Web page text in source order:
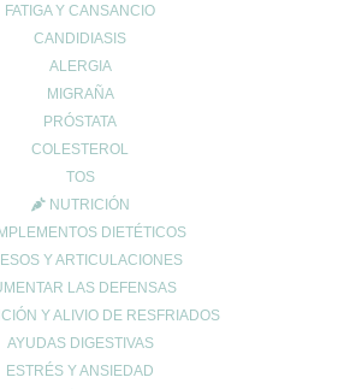
FATIGA Y CANSANCIO
CANDIDIASIS
ALERGIA
MIGRAÑA
PRÓSTATA
COLESTEROL
TOS
NUTRICIÓN
DIETÉTICOS
Y ARTICULACIONES
LAS DEFENSAS
Y ALIVIO DE RESFRIADOS
AYUDAS DIGESTIVAS
ESTRÉS Y ANSIEDAD
a 13:30h
MI ESPACIO